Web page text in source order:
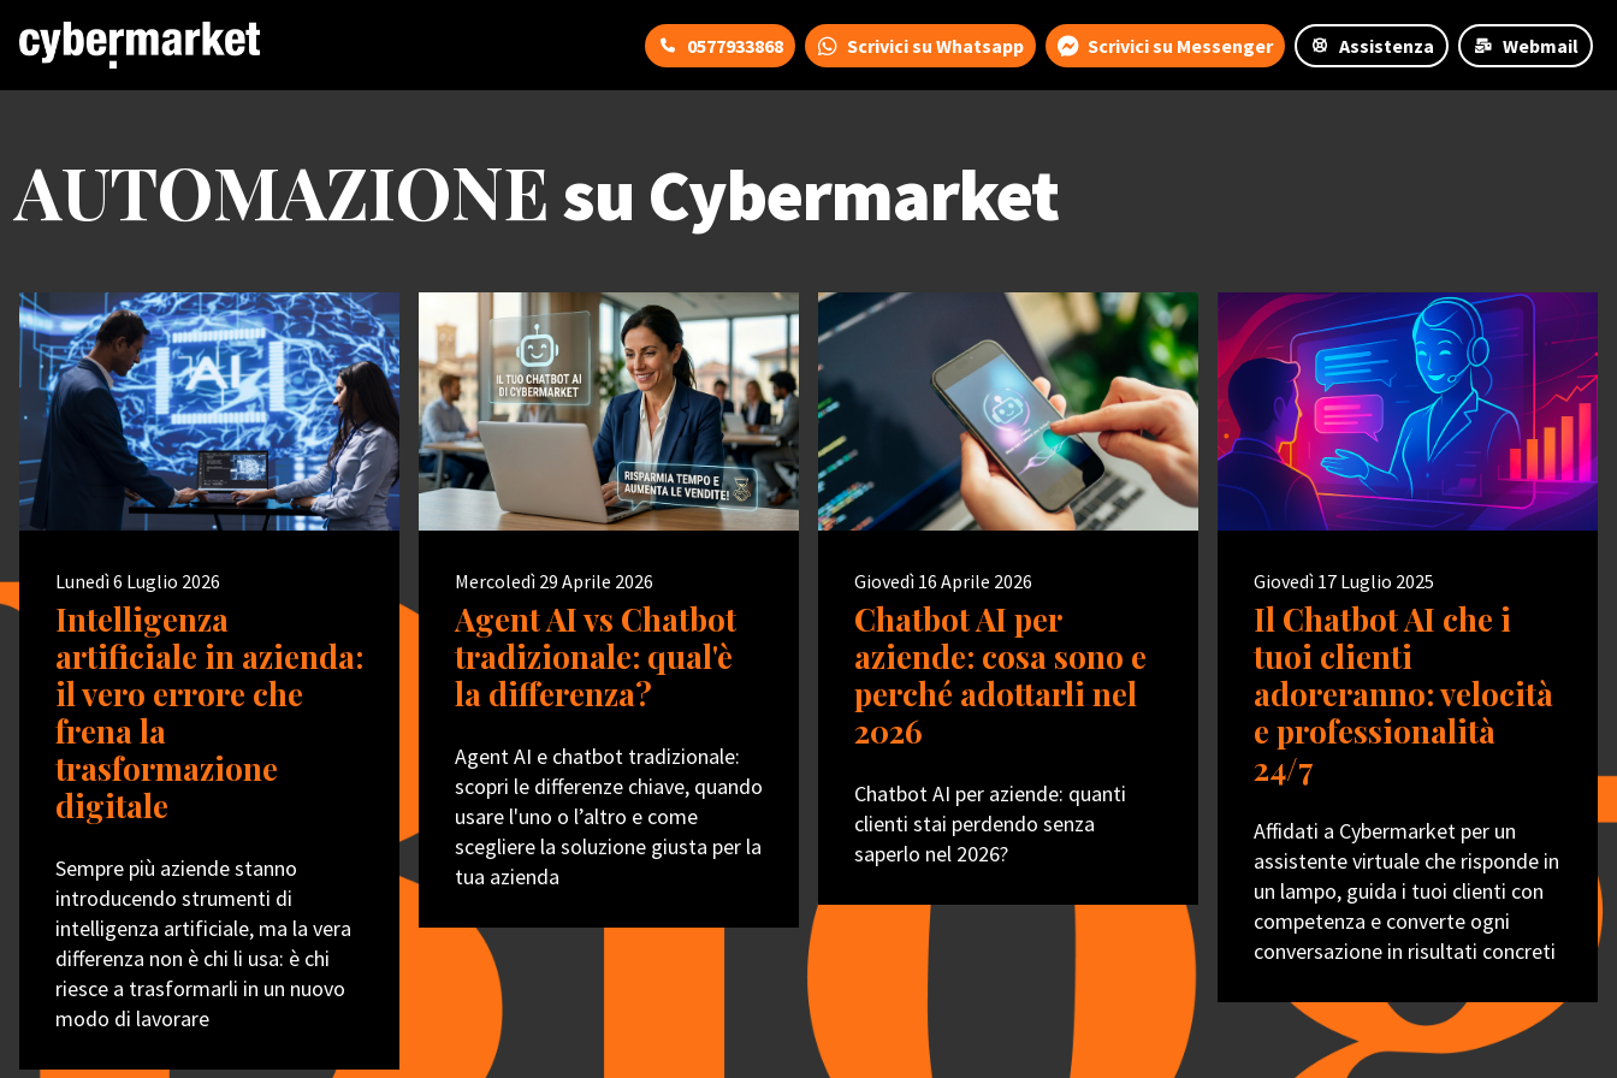
0577933868 Scrivici su Whatsapp Scrivici su Messenger Assistenza Webmail
AUTOMAZIONEsu Cybermarket
Lunedì 6 Luglio 2026
Intelligenza
artificiale in azienda:
il vero errore che
frena la
trasformazione
digitale
Sempre più aziende stanno
introducendo strumenti di
intelligenza artificiale, ma la vera
differenza non è chi li usa: è chi
riesce a trasformarli in un nuovo
modo di lavorare
Mercoledì 29 Aprile 2026
Agent AI vs Chatbot
tradizionale: qual'è
la differenza?
Agent AI e chatbot tradizionale:
scopri le differenze chiave, quando
usare l'uno o l’altro e come
scegliere la soluzione giusta per la
tua azienda
Giovedì 16 Aprile 2026
Chatbot AI per
aziende: cosa sono e
perché adottarli nel
2026
Chatbot AI per aziende: quanti
clienti stai perdendo senza
saperlo nel 2026?
Giovedì 17 Luglio 2025
Il Chatbot AI che i
tuoi clienti
adoreranno: velocità
e professionalità
24/7
Affidati a Cybermarket per un
assistente virtuale che risponde in
un lampo, guida i tuoi clienti con
competenza e converte ogni
conversazione in risultati concreti